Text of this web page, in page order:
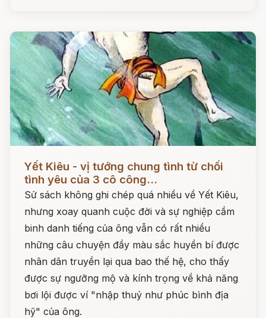
Đọc ngay
Yết Kiêu - vị tướng chung tình từ chối
tình yêu của 3 cô công...
Sử sách không ghi chép quá nhiều về Yết Kiêu,
nhưng xoay quanh cuộc đời và sự nghiệp cầm
binh danh tiếng của ông vẫn có rất nhiều
những câu chuyện đầy màu sắc huyền bí được
nhân dân truyền lại qua bao thế hệ, cho thấy
được sự ngưỡng mộ và kính trọng về khả năng
bơi lội được ví "nhập thuỷ như phúc bình địa
hỹ" của ông.